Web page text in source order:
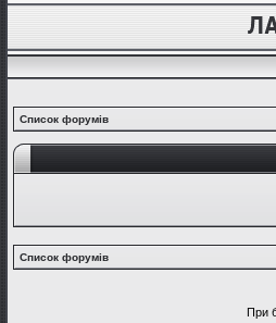
Список форумів
Список форумів
При